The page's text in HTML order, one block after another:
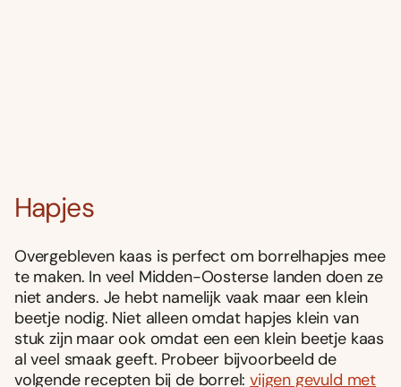
Hapjes
Overgebleven kaas is perfect om borrelhapjes mee
te maken. In veel Midden-Oosterse landen doen ze
niet anders. Je hebt namelijk vaak maar een klein
beetje nodig. Niet alleen omdat hapjes klein van
stuk zijn maar ook omdat een een klein beetje kaas
al veel smaak geeft. Probeer bijvoorbeeld de
volgende recepten bij de borrel:vijgen gevuld met